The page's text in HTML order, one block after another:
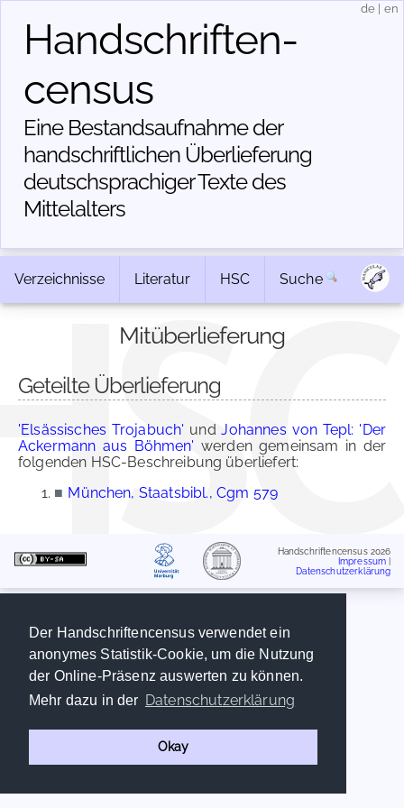
Der Handschriftencensus verwendet ein
anonymes Statistik-Cookie, um die Nutzung
der Online-Präsenz auswerten zu können.
Mehr dazu in der Datenschutzerklärung
Okay
Handschriften­
census
Eine Bestandsaufnahme der
handschriftlichen Über­lieferung
deutschsprachiger Texte des
Mittelalters
de en
Verzeichnisse Literatur HSC Suche
Mitüberlieferung
Geteilte Überlieferung
'Elsässisches Trojabuch' undJohannes von Tepl: 'Der
Ackermann aus Böhmen' werden gemeinsam in der
folgenden HSC-Beschreibung überliefert:
■ München, Staatsbibl., Cgm 579
Handschriftencensus 2026
Impressum
Datenschutzerklärung